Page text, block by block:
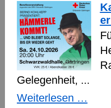
Gelegenheit, ...
Weiterlesen …